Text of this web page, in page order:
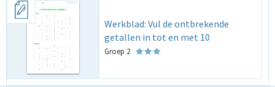
Werkblad: Vul de ontbrekende
getallen in tot en met 10
Groep 2